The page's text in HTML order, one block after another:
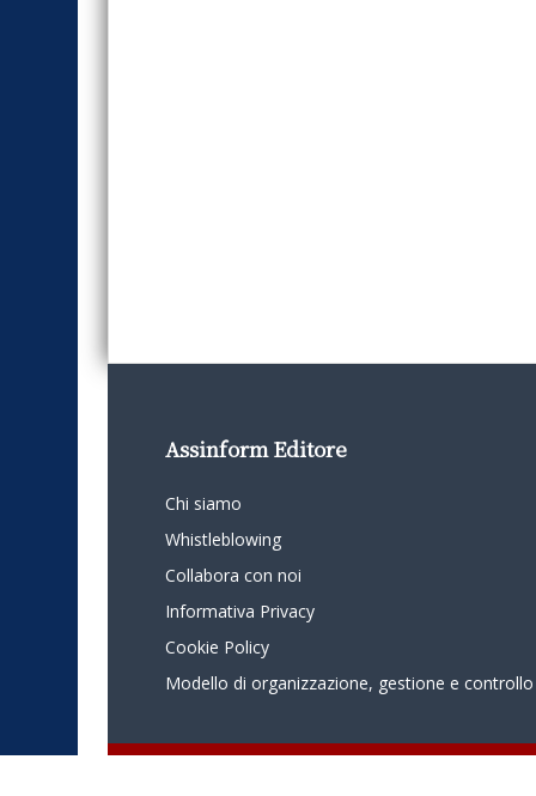
Assinform Editore
Chi siamo
Whistleblowing
Collabora con noi
Informativa Privacy
Cookie Policy
Modello di organizzazione, gestione e controllo